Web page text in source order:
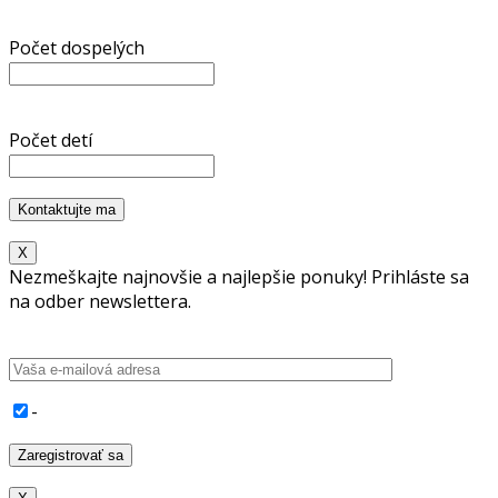
Počet dospelých
Počet detí
X
Nezmeškajte najnovšie a najlepšie ponuky! Prihláste sa
na odber newslettera.
-